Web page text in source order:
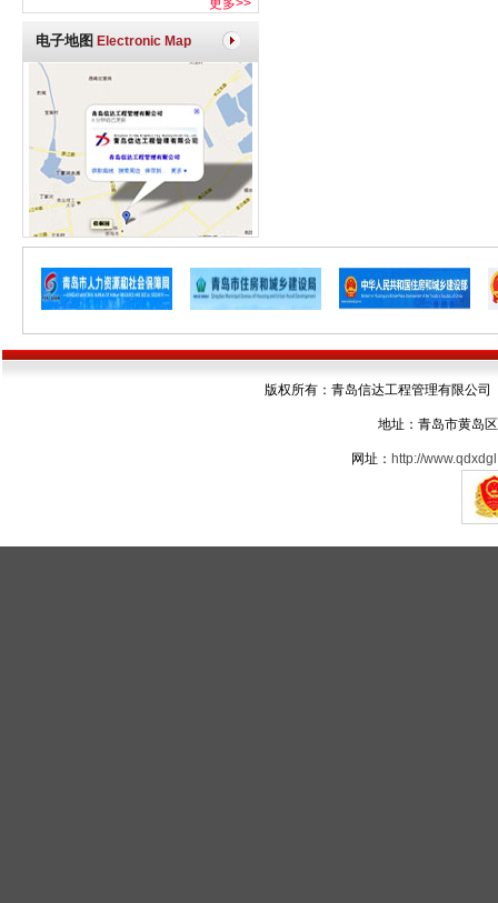
更多>>
电子地图 Electronic Map
版权所有：青岛信达工程管理有限公
地址：青岛市黄岛
网址： http://